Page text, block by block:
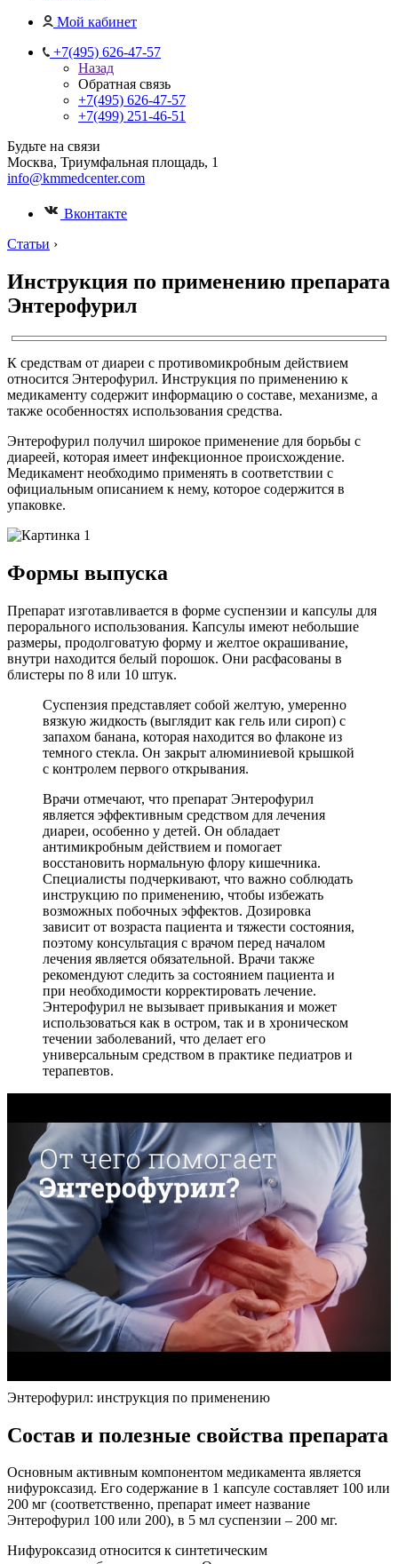
Мой кабинет
+7(495) 626-47-57
Назад
Обратная связь
+7(495) 626-47-57
+7(499) 251-46-51
Будьте на связи
Москва, Триумфальная площадь, 1
info@kmmedcenter.com
Вконтакте
Статьи ›
Инструкция по применению препарата
Энтерофурил
К средствам от диареи с противомикробным действием
относится Энтерофурил. Инструкция по применению к
медикаменту содержит информацию о составе, механизме, а
также особенностях использования средства.
Энтерофурил получил широкое применение для борьбы с
диареей, которая имеет инфекционное происхождение.
Медикамент необходимо применять в соответствии с
официальным описанием к нему, которое содержится в
упаковке.
Формы выпуска
Препарат изготавливается в форме суспензии и капсулы для
перорального использования. Капсулы имеют небольшие
размеры, продолговатую форму и желтое окрашивание,
внутри находится белый порошок. Они расфасованы в
блистеры по 8 или 10 штук.
Суспензия представляет собой желтую, умеренно
вязкую жидкость (выглядит как гель или сироп) с
запахом банана, которая находится во флаконе из
темного стекла. Он закрыт алюминиевой крышкой
с контролем первого открывания.
Врачи отмечают, что препарат Энтерофурил
является эффективным средством для лечения
диареи, особенно у детей. Он обладает
антимикробным действием и помогает
восстановить нормальную флору кишечника.
Специалисты подчеркивают, что важно соблюдать
инструкцию по применению, чтобы избежать
возможных побочных эффектов. Дозировка
зависит от возраста пациента и тяжести состояния,
поэтому консультация с врачом перед началом
лечения является обязательной. Врачи также
рекомендуют следить за состоянием пациента и
при необходимости корректировать лечение.
Энтерофурил не вызывает привыкания и может
использоваться как в остром, так и в хроническом
течении заболеваний, что делает его
универсальным средством в практике педиатров и
терапевтов.
Энтерофурил: инструкция по применению
Состав и полезные свойства препарата
Основным активным компонентом медикамента является
нифуроксазид. Его содержание в 1 капсуле составляет 100 или
200 мг (соответственно, препарат имеет название
Энтерофурил 100 или 200), в 5 мл суспензии – 200 мг.
Нифуроксазид относится к синтетическим